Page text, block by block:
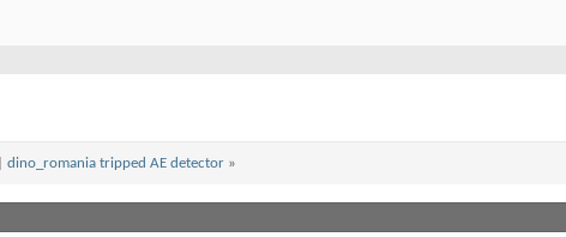
dino_romania tripped AE detector »